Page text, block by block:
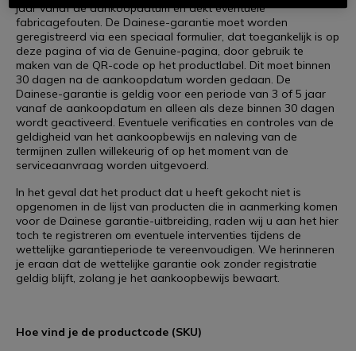
jaar vanaf de aankoopdatum en dekt eventuele
fabricagefouten. De Dainese-garantie moet worden
geregistreerd via een speciaal formulier, dat toegankelijk is op
deze pagina of via de Genuine-pagina, door gebruik te
maken van de QR-code op het productlabel. Dit moet binnen
30 dagen na de aankoopdatum worden gedaan. De
Dainese-garantie is geldig voor een periode van 3 of 5 jaar
vanaf de aankoopdatum en alleen als deze binnen 30 dagen
wordt geactiveerd. Eventuele verificaties en controles van de
geldigheid van het aankoopbewijs en naleving van de
termijnen zullen willekeurig of op het moment van de
serviceaanvraag worden uitgevoerd.
In het geval dat het product dat u heeft gekocht niet is
opgenomen in de lijst van producten die in aanmerking komen
voor de Dainese garantie-uitbreiding, raden wij u aan het hier
toch te registreren om eventuele interventies tijdens de
wettelijke garantieperiode te vereenvoudigen. We herinneren
je eraan dat de wettelijke garantie ook zonder registratie
geldig blijft, zolang je het aankoopbewijs bewaart.
Hoe vind je de productcode (SKU)